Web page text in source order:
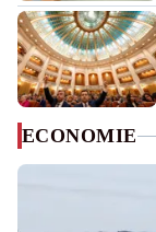
ECONOMIE